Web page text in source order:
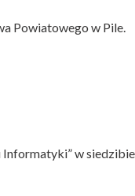
Powiatowego w Pile.
w